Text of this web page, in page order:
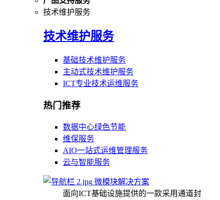
技术维护服务
技术维护服务
基础技术维护服务
主动式技术维护服务
ICT专业技术运维服务
热门推荐
数据中心绿色节能
维保服务
AIO一站式运维管理服务
云与智能服务
微模块解决方案
面向ICT基础设施提供的一款采用通道封